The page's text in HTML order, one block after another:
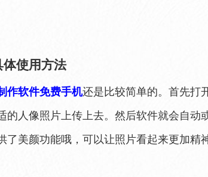
体使用方法
作软件免费手机还是比较简单的。首先打
的人像照片上传上去。然后软件就会自动
了美颜功能哦，可以让照片看起来更加